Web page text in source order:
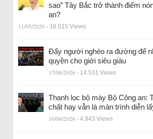
sao” Tây Bắc trở thành điểm
an?
11/05/2026 - 18.515 Views
Đẩy người nghèo ra đường để
quyền cho giới siêu giàu
17/06/2026 - 14.531 Views
Thanh lọc bộ máy Bộ Công an:
chất hay vẫn là màn trình diễn
16/06/2026 - 4.943 Views